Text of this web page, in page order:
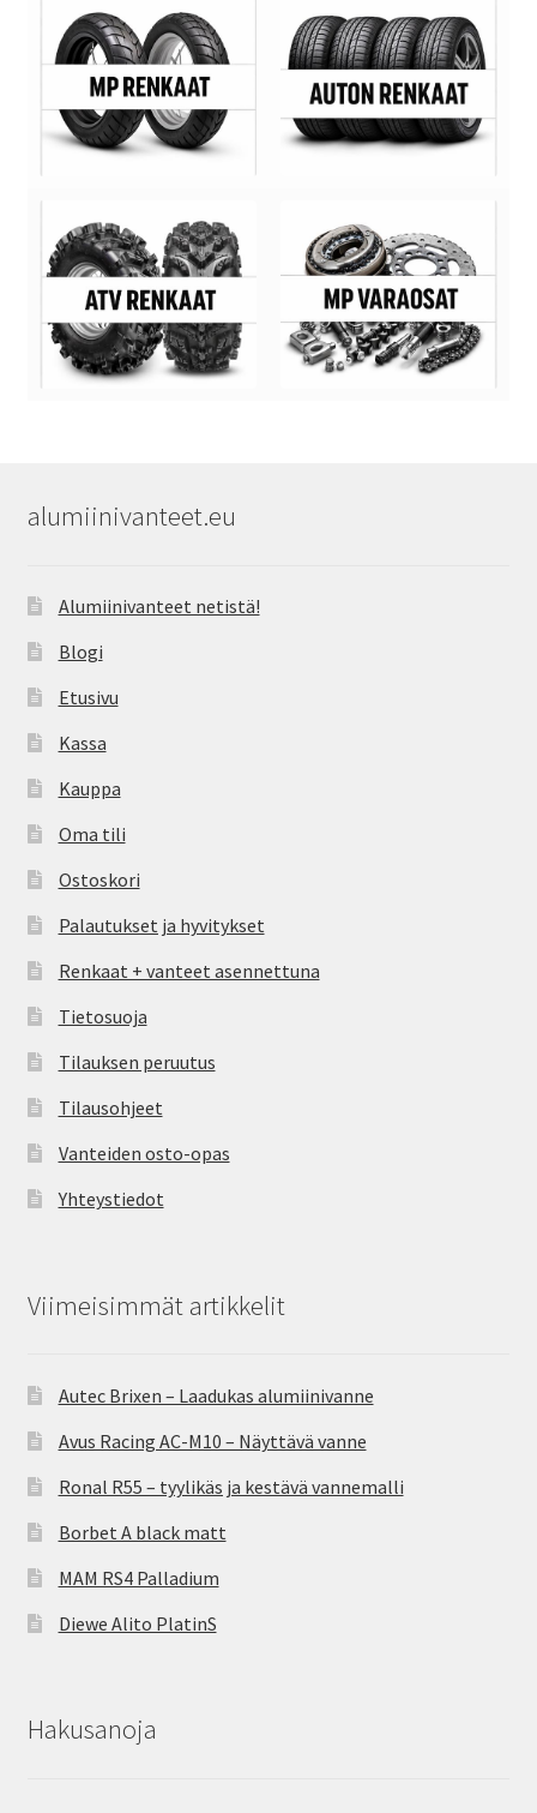
alumiinivanteet.eu
Alumiinivanteet netistä!
Blogi
Etusivu
Kassa
Kauppa
Oma tili
Ostoskori
Palautukset ja hyvitykset
Renkaat + vanteet asennettuna
Tietosuoja
Tilauksen peruutus
Tilausohjeet
Vanteiden osto-opas
Yhteystiedot
Viimeisimmät artikkelit
Autec Brixen – Laadukas alumiinivanne
Avus Racing AC-M10 – Näyttävä vanne
Ronal R55 – tyylikäs ja kestävä vannemalli
Borbet A black matt
MAM RS4 Palladium
Diewe Alito PlatinS
Hakusanoja